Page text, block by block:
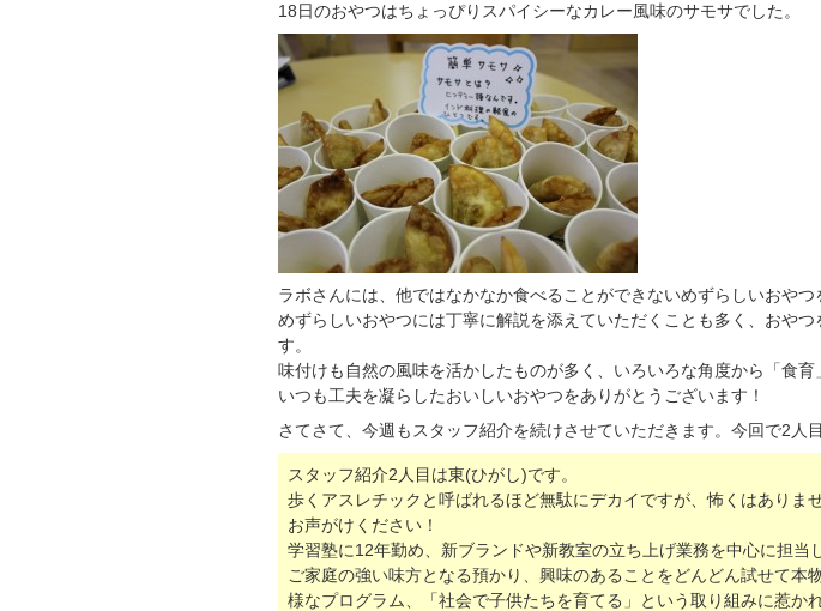
18日のおやつはちょっぴりスパイシーなカレー風味のサモサでした。
ラボさんには、他ではなかなか食べることができないめずらしいおやつ
めずらしいおやつには丁寧に解説を添えていただくことも多く、おや
す。
味付けも自然の風味を活かしたものが多く、いろいろな角度から「食育
いつも工夫を凝らしたおいしいおやつをありがとうございます！
さてさて、今週もスタッフ紹介を続けさせていただきます。今回で2人目
スタッフ紹介2人目は東(ひがし)です。
歩くアスレチックと呼ばれるほど無駄にデカイですが、怖くはありま
お声がけください！
学習塾に12年勤め、新ブランドや新教室の立ち上げ業務を中心に担当
ご家庭の強い味方となる預かり、興味のあることをどんどん試せて本
様なプログラム、「社会で子供たちを育てる」という取り組みに惹か